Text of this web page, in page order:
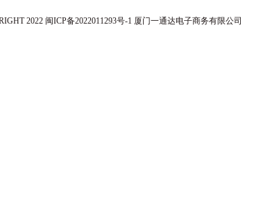
2022 闽ICP备2022011293号-1 厦门一通达电子商务有限公司